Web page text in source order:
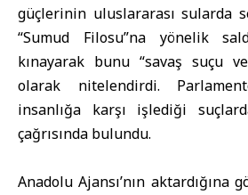
güçlerinin uluslararası sularda
“Sumud Filosu”na yönelik
kınayarak bunu “savaş suçu
olarak nitelendirdi.
insanlığa karşı işlediği
çağrısında bulundu.
Anadolu Ajansı’nın aktardığına